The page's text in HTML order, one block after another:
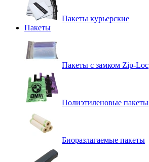
Пакеты курьерские
Пакеты
Пакеты с замком Zip-Loc
Полиэтиленовые пакеты
Биоразлагаемые пакеты